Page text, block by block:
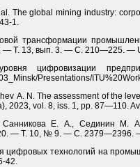
The global mining industry:
1.
трансформации
Т. 13, вып. 3. — C. 210—225. —
цифровизации
Presentations/
A. N. The assessment of the
2023, vol. 8, iss. 1, pp. 87—110.
Е. А., Сединин М. А.
— Т. 10, № 9. — С. 2379—2396.
цифровых технологий на
42.